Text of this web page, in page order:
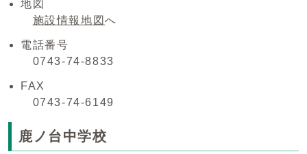
地図
施設情報地図へ
電話番号
0743-74-8833
FAX
0743-74-6149
鹿ノ台中学校